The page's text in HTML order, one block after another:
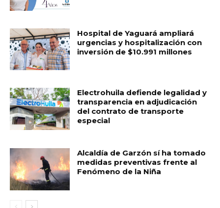
Hospital de Yaguará ampliará
urgencias y hospitalización con
inversión de $10.991 millones
Electrohuila defiende legalidad y
transparencia en adjudicación
del contrato de transporte
especial
Alcaldía de Garzón sí ha tomado
medidas preventivas frente al
Fenómeno de la Niña